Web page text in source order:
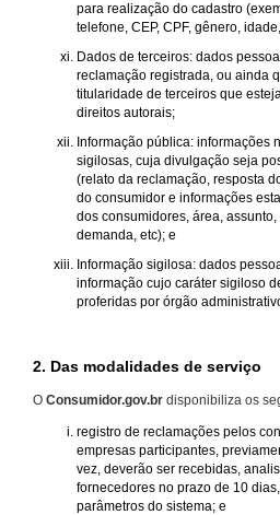
para realização do cadastro
telefone, CEP, CPF, gênero,
Dados de terceiros: dados
reclamação registrada, ou ainda
titularidade de terceiros que
direitos autorais;
Informação pública: informações
sigilosas, cuja divulgação seja
(relato da reclamação, resposta
do consumidor e informações
dos consumidores, área,
demanda, etc); e
Informação sigilosa: dados
informação cujo caráter sigiloso
proferidas por órgão
2. Das modalidades de serviço
O Consumidor.gov.br disponibiliza os
registro de reclamações pelos
empresas participantes,
vez, deverão ser recebidas,
fornecedores no prazo de 10
parâmetros do sistema; e